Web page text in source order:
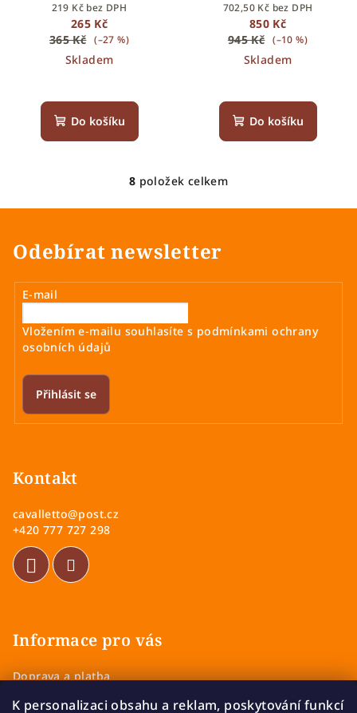
K personalizaci obsahu a reklam, poskytování funkcí
219 Kč bez DPH
265 Kč
365 Kč (–27 %)
Skladem
Do košíku
702,50 Kč bez DPH
850 Kč
945 Kč (–10 %)
Skladem
Do košíku
O
v
á
d
a
c
í
p
v
8 položek celkem
Odebírat newsletter
E-mail
Vložením e-mailu souhlasíte s podmínkami ochrany
osobních údajů
Přihlásit se
Kontakt
cavalletto@post.cz
+420 777 727 298
Informace pro vás
Doprava a platba